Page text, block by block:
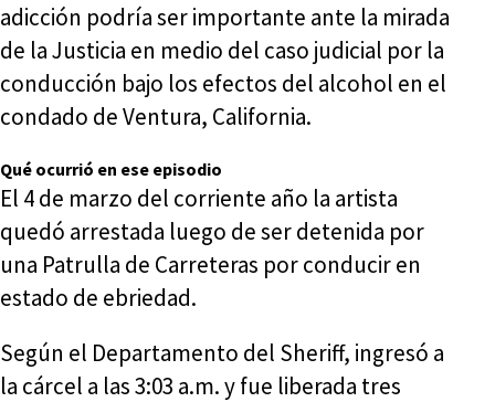
adicción podría ser importante ante la mirada
de la Justicia en medio del caso judicial por la
conducción bajo los efectos del alcohol en el
condado de Ventura, California.
Qué ocurrió en ese episodio
El 4 de marzo del corriente año la artista
quedó arrestada luego de ser detenida por
una Patrulla de Carreteras por conducir en
estado de ebriedad.
Según el Departamento del Sheriff, ingresó a
la cárcel a las 3:03 a.m. y fue liberada tres